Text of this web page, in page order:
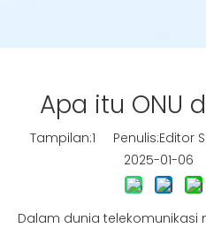
Apa itu ONU
Tampilan:1 Penulis:Editor
2025-01-
Dalam dunia